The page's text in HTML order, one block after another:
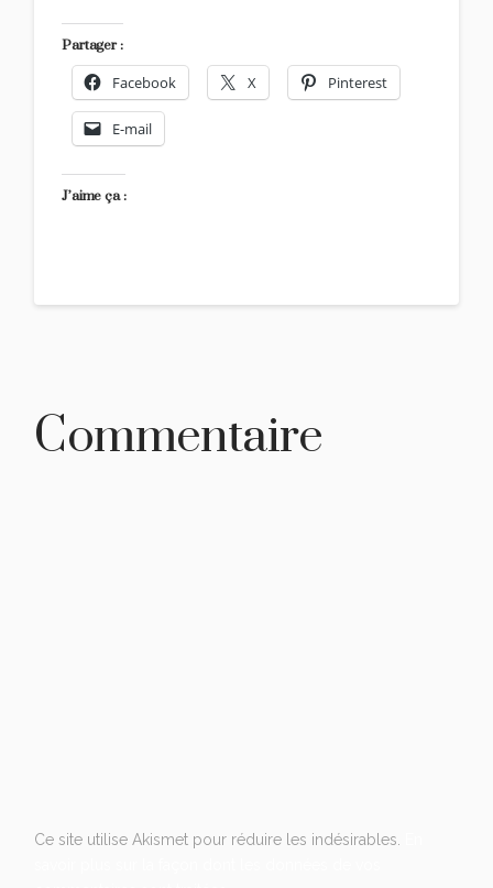
Partager :
Facebook X Pinterest
E-mail
J’aime ça :
Commentaire
Ce site utilise Akismet pour réduire les indésirables.